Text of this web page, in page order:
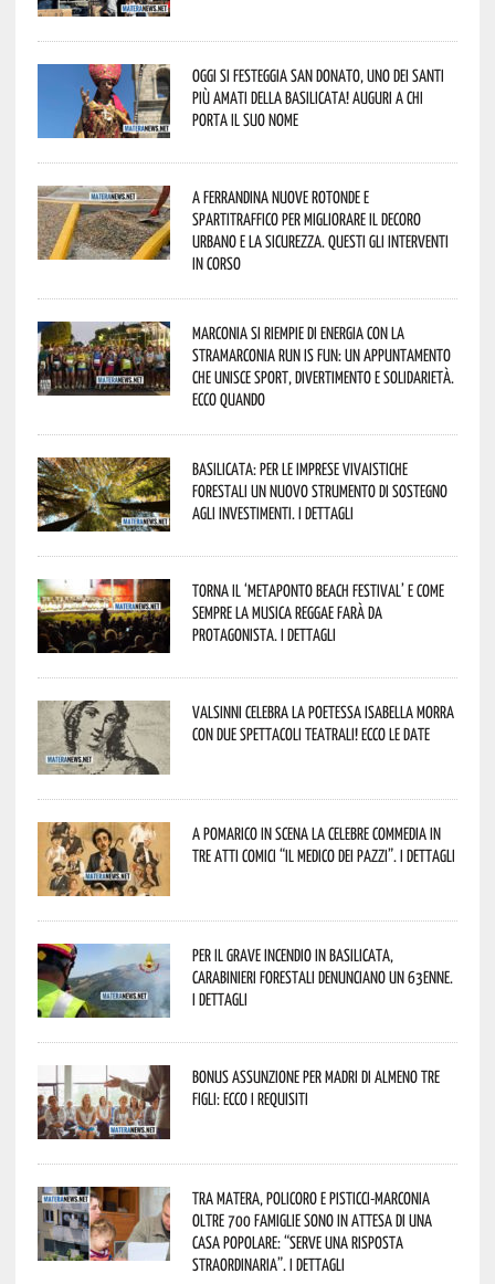
Oggi si festeggia San Donato, uno dei Santi
più amati della Basilicata! Auguri a chi
porta il suo nome
A Ferrandina nuove rotonde e
spartitraffico per migliorare il decoro
urbano e la sicurezza. Questi gli interventi
in corso
Marconia si riempie di energia con la
StraMarconia Run is Fun: un appuntamento
che unisce sport, divertimento e solidarietà.
Ecco quando
Basilicata: per le imprese vivaistiche
forestali un nuovo strumento di sostegno
agli investimenti. I dettagli
Torna il ‘Metaponto beach festival’ e come
sempre la musica reggae farà da
protagonista. I dettagli
Valsinni celebra la poetessa Isabella Morra
con due spettacoli teatrali! Ecco le date
A Pomarico in scena la celebre commedia in
tre atti comici “Il medico dei pazzi”. I dettagli
Per il grave incendio in Basilicata,
Carabinieri forestali denunciano un 63enne.
I dettagli
Bonus assunzione per madri di almeno tre
figli: ecco i requisiti
Tra Matera, Policoro e Pisticci-Marconia
oltre 700 famiglie sono in attesa di una
casa popolare: “serve una risposta
straordinaria”. I dettagli